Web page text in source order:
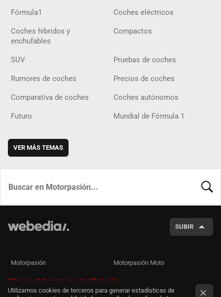
Fórmula1 Coches eléctricos
Coches híbridos y
enchufables
Compactos
SUV Pruebas de coches
Rumores de coches Precios de coches
Comparativa de coches Coches autónomos
Futuro Mundial de Fórmula 1
VER MÁS TEMAS
SUBIR
Motorpasión Motorpasión Moto
Otras publicaciones de Webedia
Utilizamos cookies de terceros para generar estadísticas de